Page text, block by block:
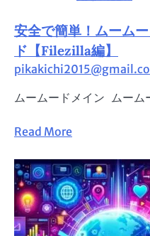
と
ヘ
テ
ル
連
ガ
イ
ド
安全で簡単！ムーム
ド【Filezilla編】
ムームードメイン ムー
Read MoreRead
about
安
全
で